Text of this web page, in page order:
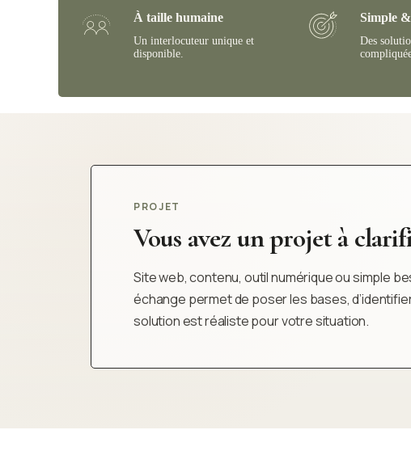
À taille humaine
Un interlocuteur unique et
disponible.
Simple
Des
PROJET
Vous avez un projet à
Site web, contenu, outil numérique ou simple
échange permet de poser les bases,
solution est réaliste pour votre situation.